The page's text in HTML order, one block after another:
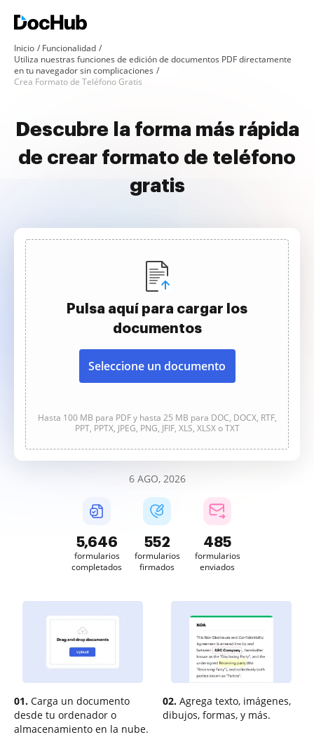
Inicio
Funcionalidad
Utiliza nuestras funciones de edición de documentos PDF directamente
en tu navegador sin complicaciones
Crea Formato de Teléfono Gratis
Descubre la forma más rápida
de crear formato de teléfono
gratis
Pulsa aquí para cargar los
documentos
Seleccione un documento
Hasta 100 MB para PDF y hasta 25 MB para DOC, DOCX, RTF,
PPT, PPTX, JPEG, PNG, JFIF, XLS, XLSX o TXT
6 AGO, 2026
5,647
formularios
completados
552
formularios
firmados
485
formularios
enviados
01. Carga un documento
desde tu ordenador o
almacenamiento en la nube.
02. Agrega texto, imágenes,
dibujos, formas, y más.